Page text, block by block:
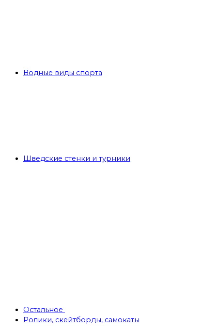
Водные виды спорта
Шведские стенки и турники
Остальное
Ролики, скейтборды, самокаты